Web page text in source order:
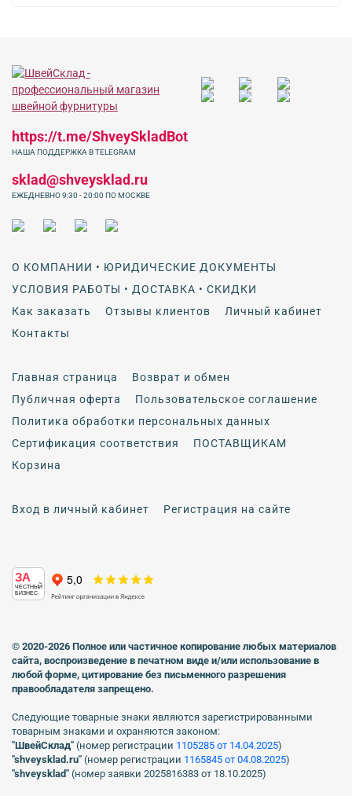
О КОМПАНИИ • ЮРИДИЧЕСКИЕ ДОКУМЕНТЫ
УСЛОВИЯ РАБОТЫ • ДОСТАВКА • СКИДКИ
Как заказать
Отзывы клиентов
Личный кабинет
Контакты
Главная страница
Возврат и обмен
Публичная оферта
Пользовательское соглашение
Политика обработки персональных данных
Сертификация соответствия
ПОСТАВЩИКАМ
Корзина
Вход в личный кабинет Регистрация на сайте
https://t.me/ShveySkladBot
НАША ПОДДЕРЖКА В TELEGRAM
sklad@shveysklad.ru
ЕЖЕДНЕВНО 9:30 - 20:00 ПО МОСКВЕ
ЗА
ЧЕСТНЫЙ
БИЗНЕС
© 2020-2026 Полное или частичное копирование любых материалов
сайта, воспроизведение в печатном виде и/или использование в
любой форме, цитирование без письменного разрешения
правообладателя запрещено.
Следующие товарные знаки являются зарегистрированными
товарным знаками и охраняются законом:
"ШвейСклад" (номер регистрации 1105285 от 14.04.2025)
"shveуsklad.ru" (номер регистрации 1165845 от 04.08.2025)
"shveysklad" (номер заявки 2025816383 от 18.10.2025)